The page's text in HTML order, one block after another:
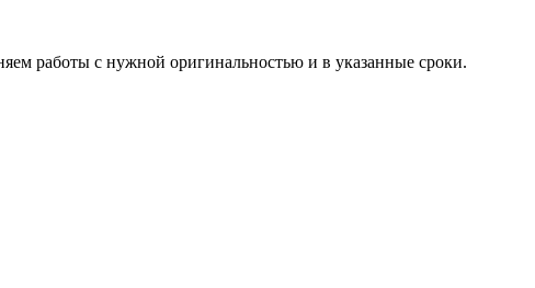
работы с нужной оригинальностью и в указанные сроки.